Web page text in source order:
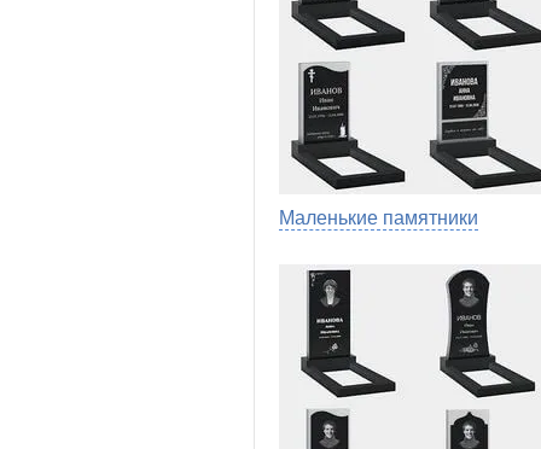
Маленькие памятники